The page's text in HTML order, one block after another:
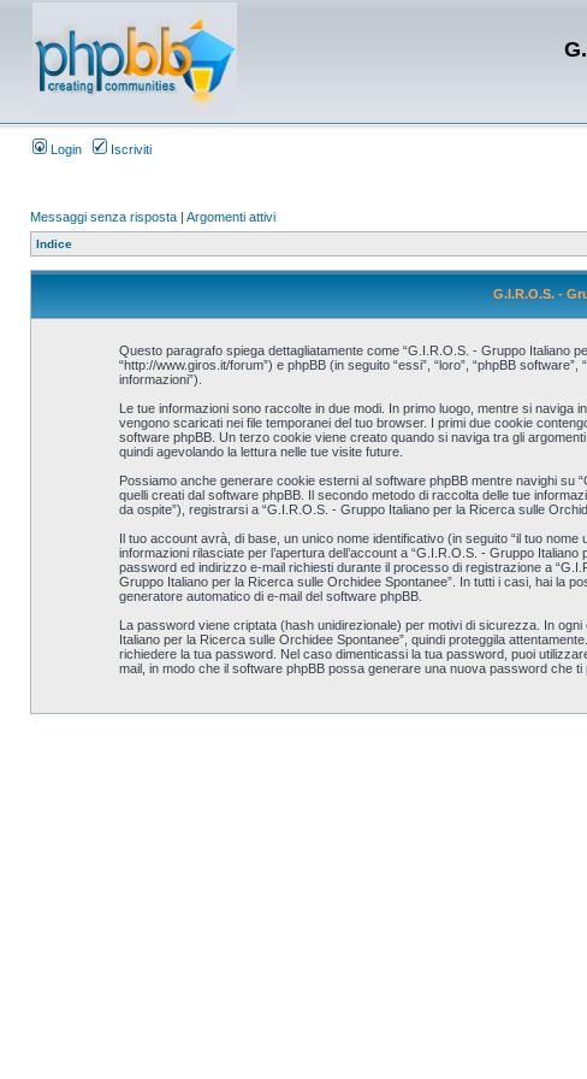
Login Iscriviti
Messaggi senza risposta | Argomenti attivi
Indice
G.I.R.O.S. -
Questo paragrafo spiega dettagliatamente come “G.I.R.O.S. - Gruppo Italiano
“http://www.giros.it/forum”) e phpBB (in seguito “essi”, “loro”, “phpBB
informazioni”).
Le tue informazioni sono raccolte in due modi. In primo luogo, mentre si
vengono scaricati nei file temporanei del tuo browser. I primi due cookie
software phpBB. Un terzo cookie viene creato quando si naviga tra gli
quindi agevolando la lettura nelle tue visite future.
Possiamo anche generare cookie esterni al software phpBB mentre navighi su
quelli creati dal software phpBB. Il secondo metodo di raccolta delle tue
da ospite”), registrarsi a “G.I.R.O.S. - Gruppo Italiano per la Ricerca sulle
Il tuo account avrà, di base, un unico nome identificativo (in seguito “il tuo
informazioni rilasciate per l’apertura dell’account a “G.I.R.O.S. - Gruppo
password ed indirizzo e-mail richiesti durante il processo di registrazione a
Gruppo Italiano per la Ricerca sulle Orchidee Spontanee”. In tutti i casi, hai la
generatore automatico di e-mail del software phpBB.
La password viene criptata (hash unidirezionale) per motivi di sicurezza. In
Italiano per la Ricerca sulle Orchidee Spontanee”, quindi proteggila
richiedere la tua password. Nel caso dimenticassi la tua password, puoi
mail, in modo che il software phpBB possa generare una nuova password che